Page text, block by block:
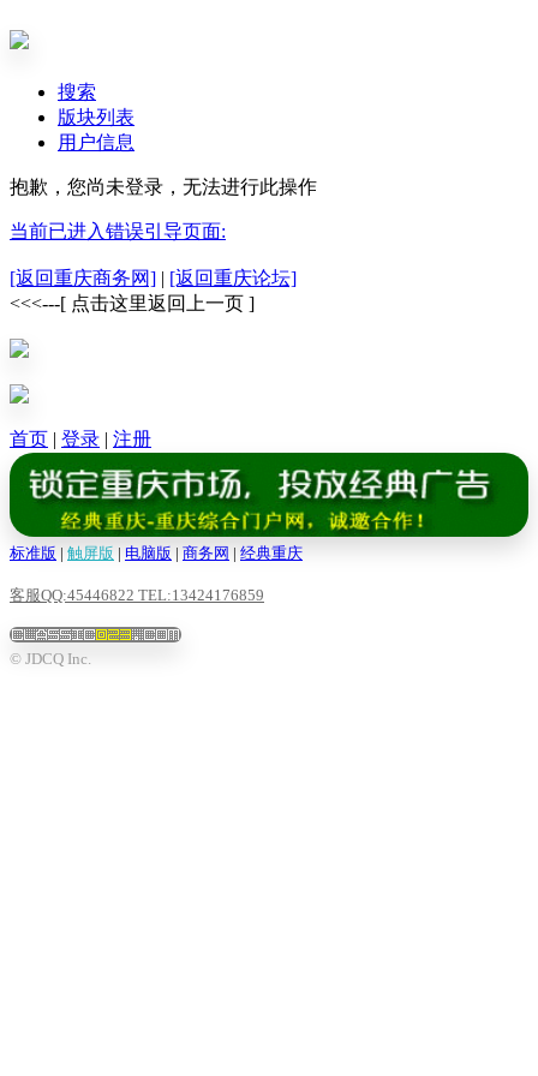
搜索
版块列表
用户信息
抱歉，您尚未登录，无法进行此操作
当前已进入错误引导页面:
[返回重庆商务网] | [返回重庆论坛]
<<<---[ 点击这里返回上一页 ]
首页 | 登录 | 注册
标准版 | 触屏版 | 电脑版 | 商务网 | 经典重庆
客服QQ:45446822 TEL:13424176859
© JDCQ Inc.